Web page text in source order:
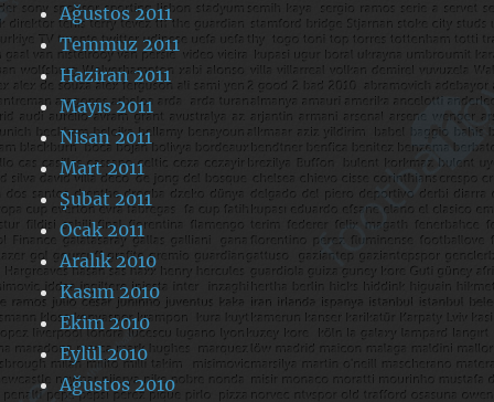
Ağustos 2011
Temmuz 2011
Haziran 2011
Mayıs 2011
Nisan 2011
Mart 2011
Şubat 2011
Ocak 2011
Aralık 2010
Kasım 2010
Ekim 2010
Eylül 2010
Ağustos 2010